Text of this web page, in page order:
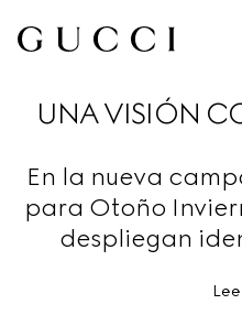
UNA VISIÓN
En la nueva
para Otoño
despliegan